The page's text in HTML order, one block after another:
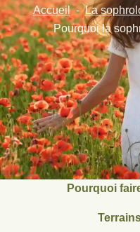
Accueil - La
Pourquoi la
Pourquoi